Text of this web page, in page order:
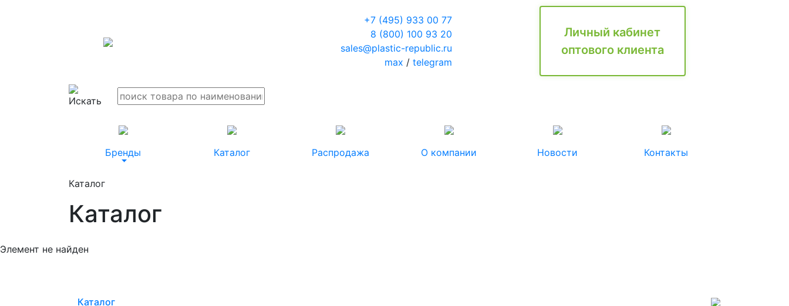
+7 (495) 933 00 77
8 (800) 100 93 20
sales@plastic-republic.ru
max / telegram
Личный кабинет
оптового клиента
Бренды Каталог Распродажа О компании Новости Контакты
Каталог
Каталог
Элемент не найден
Каталог